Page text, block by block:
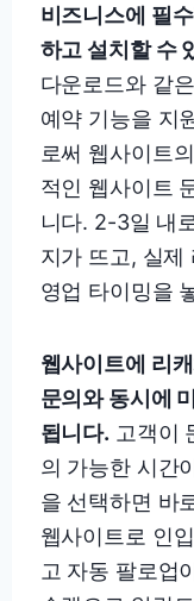
비즈니스에 필
하고 설치할 수
다운로드와 같
예약 기능을 지
로써 웹사이트
적인 웹사이트
니다. 2-3일 내
지가 뜨고, 실제
영업 타이밍을
웹사이트에 리
문의와 동시에
됩니다. 고객이
의 가능한 시간
을 선택하면 바
웹사이트로 인
고 자동 팔로업